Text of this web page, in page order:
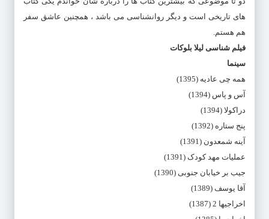
های تاریخی است و دیگر روانشناسی می باشد ، همچنین عاشق سفر
هم هستم.
فیلم شناسی لیلا بلوکات
سینما
همه چی عادیه (1395)
آس و پاس (1394)
دراکولا (1394)
پنج ستاره (1392)
آینه شمعدون (1391)
عملیات مهد کودک (1391)
جیب بر خیابان جنوبی (1390)
آقا یوسف (1389)
اخراجیها 2 (1387)